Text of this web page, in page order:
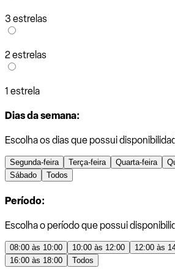
3 estrelas
2 estrelas
1 estrela
Dias da semana:
Escolha os dias que possui
Segunda-feira Terça-feira Quarta-feira
Sábado
Todos
Período:
Escolha o período que possui
08:00 às 10:00 10:00 às 12:00 12:00 às
16:00 às 18:00
Todos